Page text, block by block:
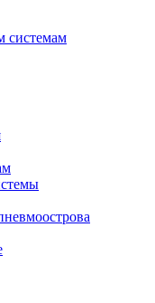
системам